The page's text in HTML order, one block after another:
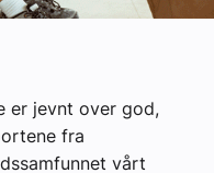
er jevnt over god,
fra
vårt